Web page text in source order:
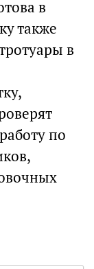
в
также
в
по